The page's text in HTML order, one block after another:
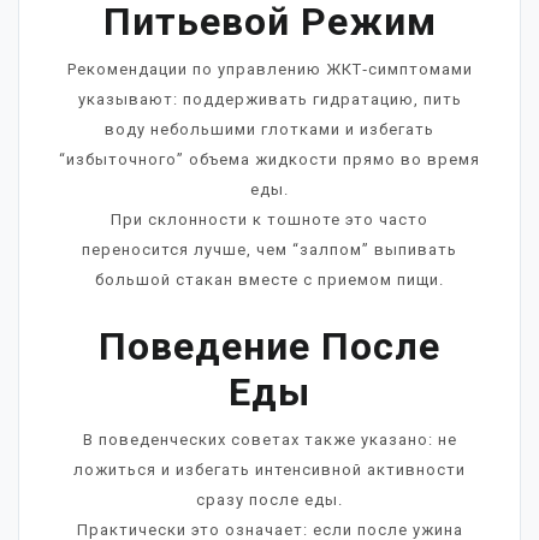
Питьевой Режим
Рекомендации по управлению ЖКТ‑симптомами
указывают: поддерживать гидратацию, пить
воду небольшими глотками и избегать
“избыточного” объема жидкости прямо во время
еды.
При склонности к тошноте это часто
переносится лучше, чем “залпом” выпивать
большой стакан вместе с приемом пищи.
Поведение После
Еды
В поведенческих советах также указано: не
ложиться и избегать интенсивной активности
сразу после еды.
Практически это означает: если после ужина